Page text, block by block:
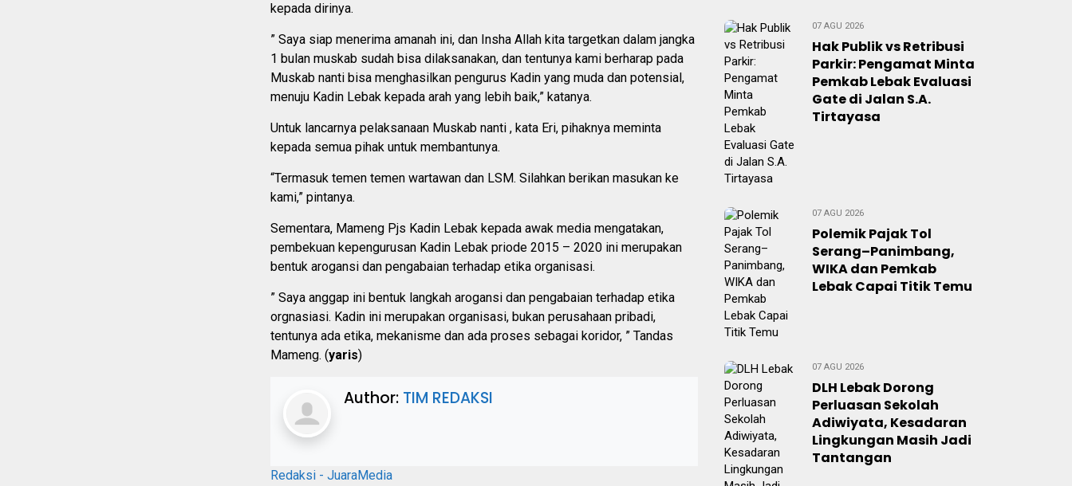
kepada dirinya.
” Saya siap menerima amanah ini, dan Insha Allah kita targetkan dalam jangka
1 bulan muskab sudah bisa dilaksanakan, dan tentunya kami berharap pada
Muskab nanti bisa menghasilkan pengurus Kadin yang muda dan potensial,
menuju Kadin Lebak kepada arah yang lebih baik,” katanya.
Untuk lancarnya pelaksanaan Muskab nanti , kata Eri, pihaknya meminta
kepada semua pihak untuk membantunya.
“Termasuk temen temen wartawan dan LSM. Silahkan berikan masukan ke
kami,” pintanya.
Sementara, Mameng Pjs Kadin Lebak kepada awak media mengatakan,
pembekuan kepengurusan Kadin Lebak priode 2015 – 2020 ini merupakan
bentuk arogansi dan pengabaian terhadap etika organisasi.
” Saya anggap ini bentuk langkah arogansi dan pengabaian terhadap etika
orgnasiasi. Kadin ini merupakan organisasi, bukan perusahaan pribadi,
tentunya ada etika, mekanisme dan ada proses sebagai koridor, ” Tandas
Mameng. (yaris)
Author: TIM REDAKSI
Redaksi - JuaraMedia
07 AGU 2026
Hak Publik vs Retribusi
Parkir: Pengamat Minta
Pemkab Lebak Evaluasi
Gate di Jalan S.A.
Tirtayasa
07 AGU 2026
Polemik Pajak Tol
Serang–Panimbang,
WIKA dan Pemkab
Lebak Capai Titik Temu
07 AGU 2026
DLH Lebak Dorong
Perluasan Sekolah
Adiwiyata, Kesadaran
Lingkungan Masih Jadi
Tantangan